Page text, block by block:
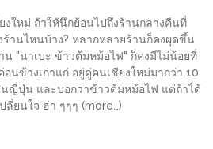
งใหม่ ถ้าให้นึกย้อนไปถึงร้านกลางคืนที่
ร้านไหนบ้าง? หลากหลายร้านก็คงผุดขึ้น
น "นาเบะ ข้าวต้มหม้อไฟ" ก็คงมีไม่น้อยที่
นข้างเก่าแก่ อยู่คู่คนเชียงใหม่มากว่า 10
ญี่ปุ่น และบอกว่าข้าวต้มหม้อไฟ แต่ถ้าได้
ลี่ยนใจ ฮ่า ๆๆๆ (more…)